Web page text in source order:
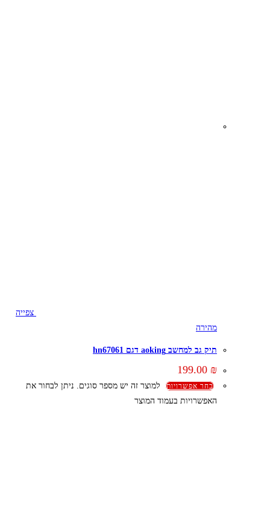
צפייה
מהירה
תיק גב למחשב aoking דגם hn67061
199.00 ₪
בחר אפשרויות
למוצר זה יש מספר סוגים. ניתן לבחור את
האפשרויות בעמוד המוצר